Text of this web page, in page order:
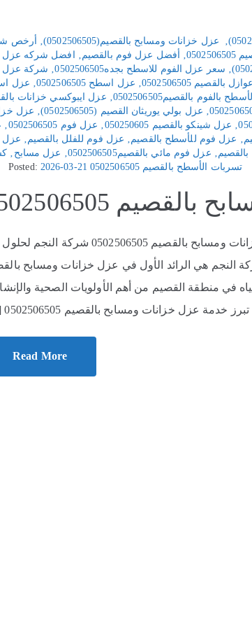
‚ عزل خزانات ومسابح بالقصيم(0502506505) ‚
أرخص
‚ أفضل عزل فوم بالقصيم‚
افضل شركه عزل
‚ سعر عزل الفوم للاسطح بجده0502506505 ‚ شركة عزل
بالقصيم 0502506505 ‚ عزل اسطح 0502506505 ‚ عزل
بالفوم بالقصيم0502506505 ‚ عزل ايبوكسي خزانات
‚ عزل بولي يوريثان القصيم (0502506505) ‚ عزل
‚ عزل شينكو بالقصيم 050250605 ‚ عزل فوم 0502506505 ‚
‚ عزل فوم للأسطح بالقصيم‚ عزل فوم للفلل بالقصيم‚ عزل
‚ عزل فوم مائي بالقصيم0502506505 ‚ عزل مسابح ‚
تسربات الأسطح بالقصيم 0502506505
Posted: 2026-03-21
0502506505
عزل خزانات ومسابح بالقصيم 0502506505 عزل خزانات ومسابح بالقصيم 0502506505
النجم هي الرائد الأول في عزل خزانات ومسابح
المياه في منطقة القصيم من أهم الأولويات الصحية
خدمة عزل خزانات ومسابح بالقصيم 0502506505 […]
Read More